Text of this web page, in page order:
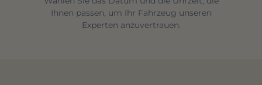
Ihnen passen, um Ihr Fahrzeug unseren
Experten anzuvertrauen.